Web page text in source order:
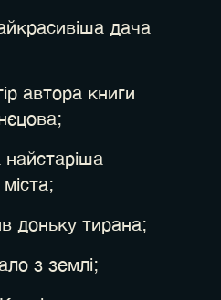
дача
автора книги
доньку тирана;
з землі;